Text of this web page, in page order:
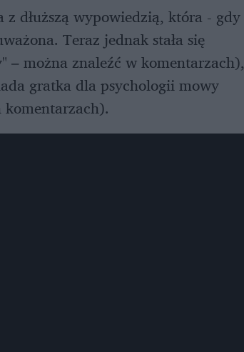
dłuższą wypowiedzią, która - gdy
Teraz jednak stała się
– można znaleźć w komentarzach),
gratka dla psychologii mowy